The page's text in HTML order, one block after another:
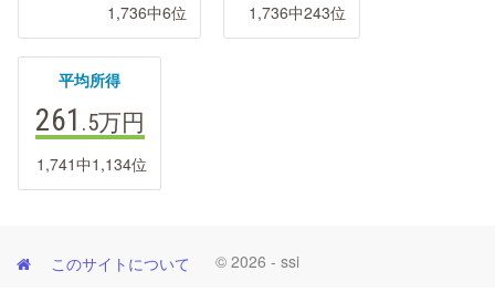
1,736中6位 1,736中243位
平均所得
261 .5万円
1,741中1,134位
このサイトについて © 2026 - ssi